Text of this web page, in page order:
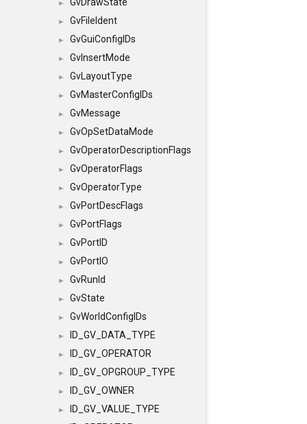
►
► GvFileIdent
► GvGuiConfigIDs
► GvInsertMode
► GvLayoutType
► GvMasterConfigIDs
► GvMessage
► GvOpSetDataMode
► GvOperatorDescriptionFlags
► GvOperatorFlags
► GvOperatorType
► GvPortDescFlags
► GvPortFlags
► GvPortID
► GvPortIO
► GvRunId
► GvState
► GvWorldConfigIDs
► ID_GV_DATA_TYPE
► ID_GV_OPERATOR
► ID_GV_OPGROUP_TYPE
► ID_GV_OWNER
►
ID_GV_VALUE_TYPE